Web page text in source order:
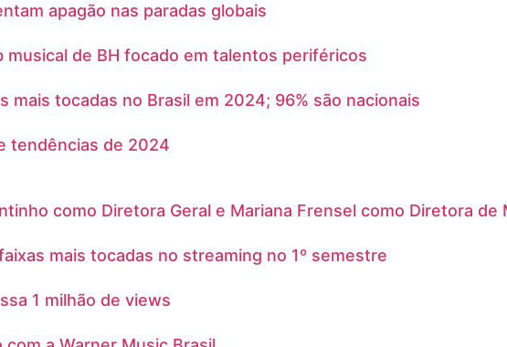
apagão nas paradas globais
musical de BH focado em talentos periféricos
mais tocadas no Brasil em 2024; 96% são nacionais
tendências de 2024
como Diretora Geral e Mariana Frensel como Diretora de
mais tocadas no streaming no 1º semestre
1 milhão de views